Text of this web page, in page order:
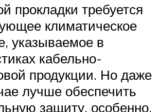
прокладки требуется
климатическое
указываемое в
кабельно-
продукции. Но даже
лучше обеспечить
защиту, особенно,